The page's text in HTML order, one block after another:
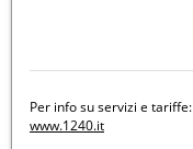
Per info su servizi e tariffe:
www.1240.it